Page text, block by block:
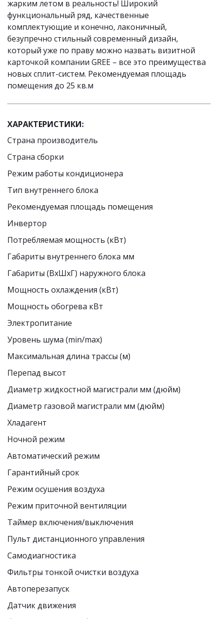
жарким летом в реальность! Широкий
функциональный ряд, качественные
комплектующие и конечно, лаконичный,
безупречно стильный современный дизайн,
который уже по праву можно назвать визитной
карточкой компании GREE – все это преимущества
новых сплит-систем. Рекомендуемая площадь
помещения до 25 кв.м
ХАРАКТЕРИСТИКИ:
Страна производитель
Страна сборки
Режим работы кондиционера
Тип внутреннего блока
Рекомендуемая площадь помещения
Инвертор
Потребляемая мощность (кВт)
Габариты внутреннего блока мм
Габариты (ВxШxГ) наружного блока
Мощность охлаждения (кВт)
Мощность обогрева кВт
Электропитание
Уровень шума (min/max)
Максимальная длина трассы (м)
Перепад высот
Диаметр жидкостной магистрали мм (дюйм)
Диаметр газовой магистрали мм (дюйм)
Хладагент
Ночной режим
Автоматический режим
Гарантийный срок
Режим осушения воздуха
Режим приточной вентиляции
Таймер включения/выключения
Пульт дистанционного управления
Самодиагностика
Фильтры тонкой очистки воздуха
Автоперезапуск
Датчик движения